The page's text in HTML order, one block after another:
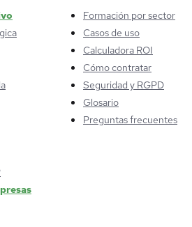
Formación por sector
Casos de uso
Calculadora ROI
Cómo contratar
Seguridad y RGPD
Glosario
Preguntas frecuentes